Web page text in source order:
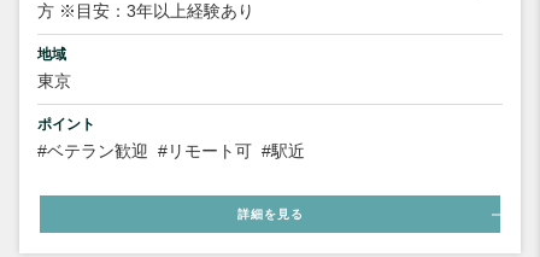
方 ※目安：3年以上経験あり
地域
東京
ポイント
#ベテラン歓迎 #リモート可 #駅近
詳細を見る